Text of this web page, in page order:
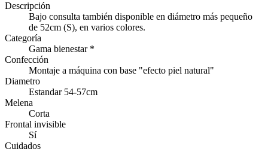
Descripción
Bajo consulta también disponible en diámetro más pequeño
de 52cm (S), en varios colores.
Categoría
Gama bienestar *
Confección
Montaje a máquina con base "efecto piel natural"
Diametro
Estandar 54-57cm
Melena
Corta
Frontal invisible
Sí
Cuidados